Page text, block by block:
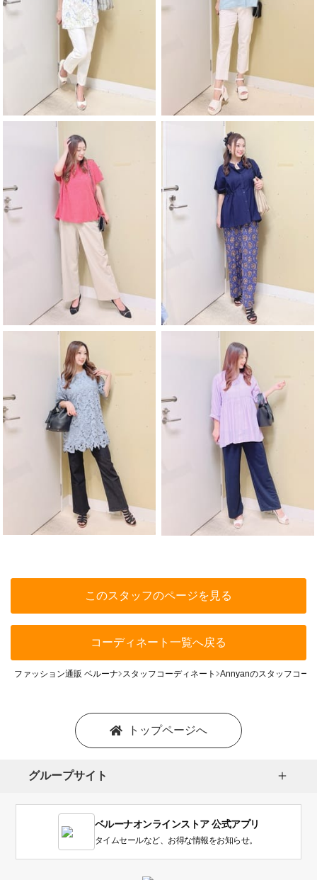
このスタッフのページを見る
コーディネート一覧へ戻る
ファッション通販 ベルーナ スタッフコーディネート Annyanのスタッフコー
トップページへ
グループサイト
ベルーナオンラインストア 公式アプリ
タイムセールなど、お得な情報をお知らせ。